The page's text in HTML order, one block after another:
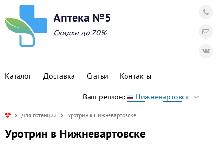
Аптека №5
Скидки до 70%
Каталог Доставка Статьи Контакты
Ваш регион: Нижневартовск
Для потенции Уротрин в Нижневартовске
Уротрин в Нижневартовске